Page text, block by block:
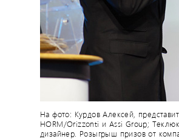
На фото: Курдов Алексей,
HORM/Orizzonti и Assi Group;
дизайнер. Розыгрыш призов от